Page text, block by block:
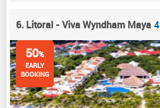
6. Litoral - Viva Wyndham Maya 4
50%
EARLY
BOOKING